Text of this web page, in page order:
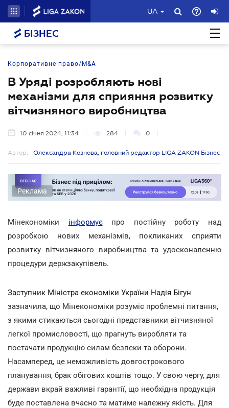
UA
БІЗНЕС
Корпоративне право/M&A
В Уряді розробляють нові
механізми для сприяння розвитку
вітчизняного виробництва
10 січня 2024, 11:34 284 0
Автор: Олександра Кознова, головний редактор LIGA ZAKON Бізнес
Реклама
Мінекономіки інформуєпро постійну роботу над
розробкою нових механізмів, покликаних сприяти
розвитку вітчизняного виробництва та удосконаленню
процедури держзакупівель.
Заступник Міністра економіки України Надія Бігун
зазначила, що Мінекономіки розуміє проблемні питання,
з якими стикаються сьогодні представники вітчизняної
легкої промисловості, що прагнуть виробляти та
постачати продукцію силам безпеки та оборони.
Насамперед, це неможливість довгострокового
планування, брак обігових коштів тощо. У свою чергу, для
держави вкрай важливі гарантії, що необхідна продукція
буде поставлена вчасно та матиме належну якість. Для